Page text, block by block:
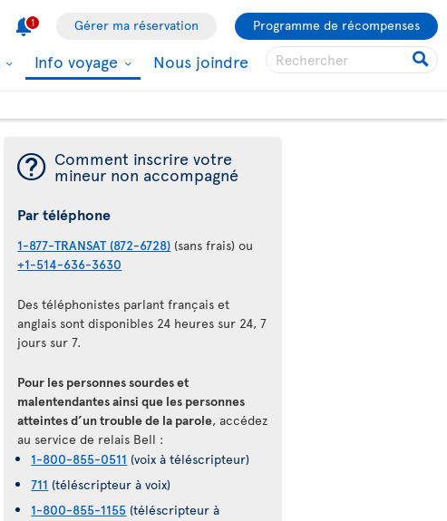
1 Gérer ma réservation Programme de récompenses
Info voyage Nous joindre
¯ Comment inscrire votre
mineur non accompagné
Par téléphone
1-877-TRANSAT (872-6728) (sans frais) ou
+1-514-636-3630
Des téléphonistes parlant français et
anglais sont disponibles 24 heures sur 24, 7
jours sur 7.
Pour les personnes sourdes et
malentendantes ainsi que les personnes
atteintes d’un trouble de la parole, accédez
au service de relais Bell :
1-800-855-0511 (voix à téléscripteur)
711 (téléscripteur à voix)
1-800-855-1155 (téléscripteur à